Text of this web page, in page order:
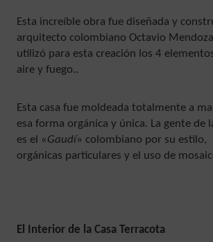
Esta increíble obra fue diseñada y
arquitecto colombiano Octavio
utilizó para esta creación los 4
aire y fuego..
Esta casa fue moldeada totalmente a
esa forma orgánica y única. La gente de
es el «Gaudí» colombiano por su estilo,
orgánicas particulares y el uso de
El Interior de la Casa Terracota